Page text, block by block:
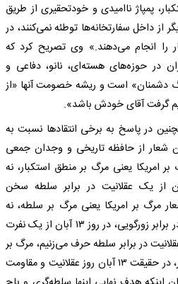
پمپاژ ناامیدی و خودتحقیری از طریق
از داخل سفارتخانه‌ها توطئه نمی‌کنند، در
را انجام می‌دهند.» وی تصریح کرد که
در حوزه‌های هسته‌ای، نانو، دفاعی و
دشمنان» است و ریشه خصومت آنها «از
گرفت آقای خودش باشد».
در پاسخ به برخی انتقاد‌ها نسبت به
شعار از حافظه تاریخی و وجدان جمعی
امریکا یعنی مرگ بر منطق استکبار، نه
ملت‌ها. در روز ۱۳ آبان از یک عقلانیت در برابر سلطه سخن
مرگ بر امریکا یعنی مرگ بر سلطه، نه
مرگ بر ملت ها، یعنی ایستادگی در برابر زورگویی، در روز ۱۳ آبان از یک نفرت
در برابر سلطه حرف می‌زنیم، مرگ بر
امریکا یعنی مرگ بر منطق استکبار، در حقیقت ۱۳ آبان روز عقلانیت و مقاومت